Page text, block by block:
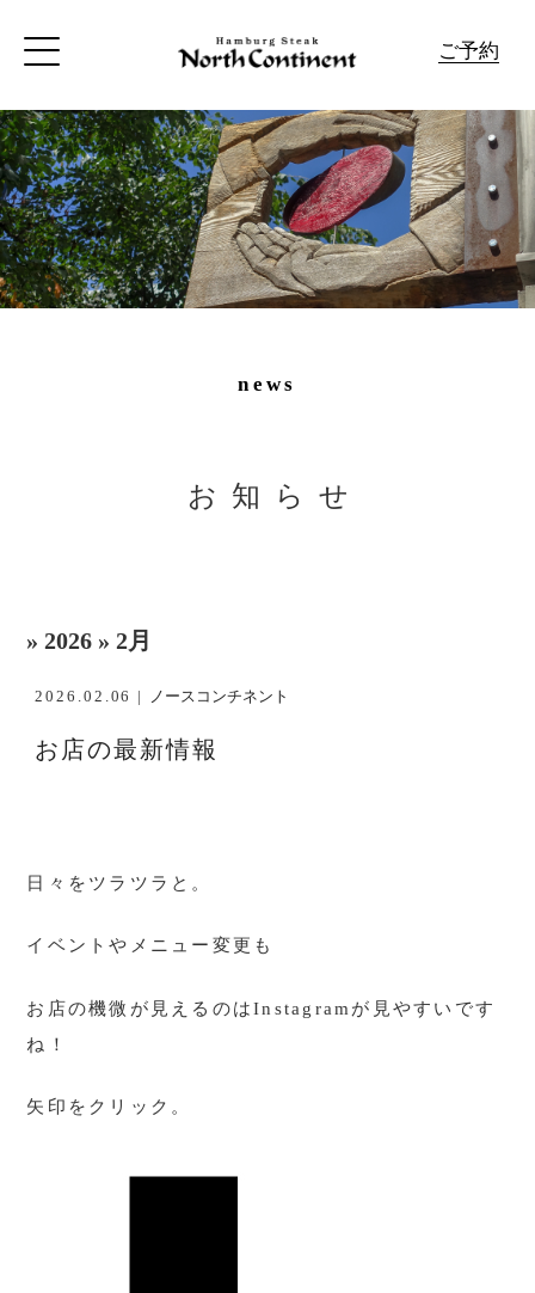
ご予約
news
お知らせ
» 2026 » 2月
2026.02.06 | ノースコンチネント
お店の最新情報
日々をツラツラと。
イベントやメニュー変更も
お店の機微が見えるのはInstagramが見やすいです
ね！
矢印をクリック。